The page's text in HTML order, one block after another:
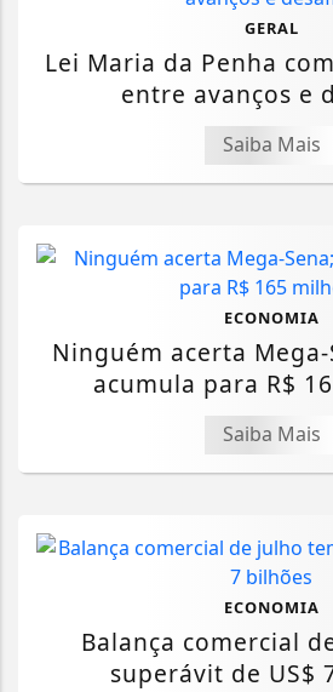
GERAL
Lei Maria da Penha
entre avanços e
Saiba Mais
ECONOMIA
Ninguém acerta
acumula para R$
Saiba Mais
ECONOMIA
Balança comercial
superávit de US$